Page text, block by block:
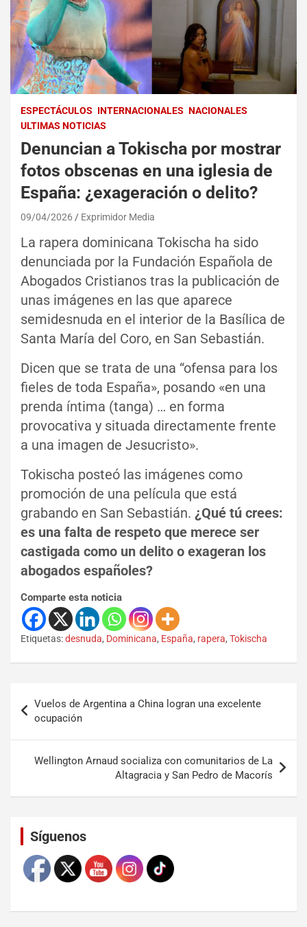
ESPECTÁCULOS INTERNACIONALES NACIONALES
ULTIMAS NOTICIAS
Denuncian a Tokischa por mostrar
fotos obscenas en una iglesia de
España: ¿exageración o delito?
09/04/2026 Exprimidor Media
La rapera dominicana Tokischa ha sido
denunciada por la Fundación Española de
Abogados Cristianos tras la publicación de
unas imágenes en las que aparece
semidesnuda en el interior de la Basílica de
Santa María del Coro, en San Sebastián.
Dicen que se trata de una “ofensa para los
fieles de toda España», posando «en una
prenda íntima (tanga) … en forma
provocativa y situada directamente frente
a una imagen de Jesucristo».
Tokischa posteó las imágenes como
promoción de una película que está
grabando en San Sebastián. ¿Qué tú crees:
es una falta de respeto que merece ser
castigada como un delito o exageran los
abogados españoles?
Comparte esta noticia
Etiquetas:desnuda, Dominicana, España, rapera, Tokischa
Vuelos de Argentina a China logran una excelente
ocupación
Wellington Arnaud socializa con comunitarios de La
Altagracia y San Pedro de Macorís
Síguenos